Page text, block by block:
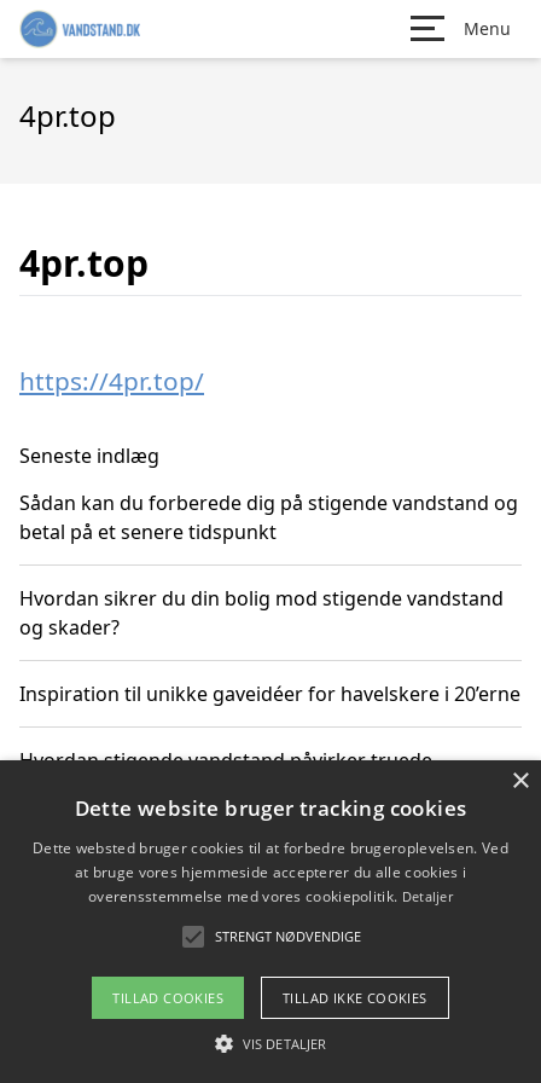
Menu
4pr.top
4pr.top
https://4pr.top/
Seneste indlæg
Sådan kan du forberede dig på stigende vandstand og
betal på et senere tidspunkt
Hvordan sikrer du din bolig mod stigende vandstand
og skader?
Inspiration til unikke gaveidéer for havelskere i 20’erne
Hvordan stigende vandstand påvirker truede
Sådan vælger du de bedste vandrerygsække til
vandreture i Danmark
Copyright 2026 - Pilanto Aps
Om / kontakt
×
Dette website bruger tracking cookies
Dette websted bruger cookies til at forbedre brugeroplevelsen. Ved
at bruge vores hjemmeside accepterer du alle cookies i
overensstemmelse med vores cookiepolitik. Detaljer
STRENGT NØDVENDIGE
TILLAD COOKIES TILLAD IKKE COOKIES
VIS DETALJER